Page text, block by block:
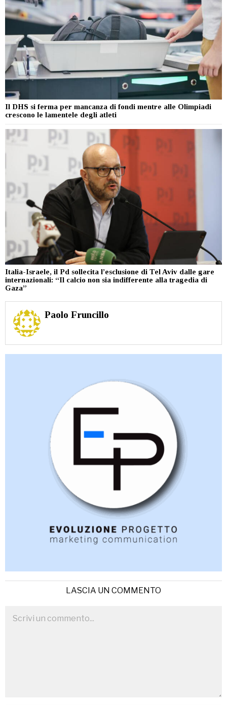
Il DHS si ferma per mancanza di fondi mentre alle Olimpiadi
crescono le lamentele degli atleti
Italia-Israele, il Pd sollecita l’esclusione di Tel Aviv dalle gare
internazionali: “Il calcio non sia indifferente alla tragedia di
Gaza”
Paolo Fruncillo
LASCIA UN COMMENTO